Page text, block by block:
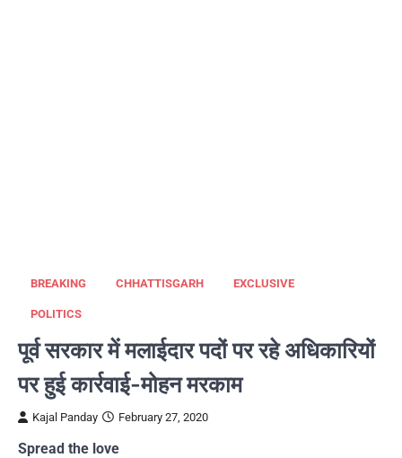
BREAKING CHHATTISGARH EXCLUSIVE
POLITICS
पूर्व सरकार में मलाईदार पदों पर रहे अधिकारियों
पर हुई कार्रवाई-मोहन मरकाम
Kajal Panday February 27, 2020
Spread the love